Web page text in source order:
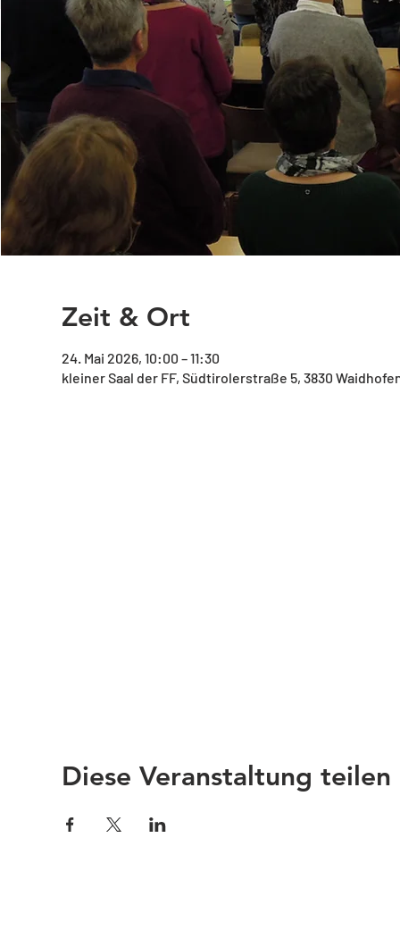
Zeit & Ort
24. Mai 2026, 10:00 – 11:30
kleiner Saal der FF, Südtirolerstraße 5, 3830
Diese Veranstaltung teilen